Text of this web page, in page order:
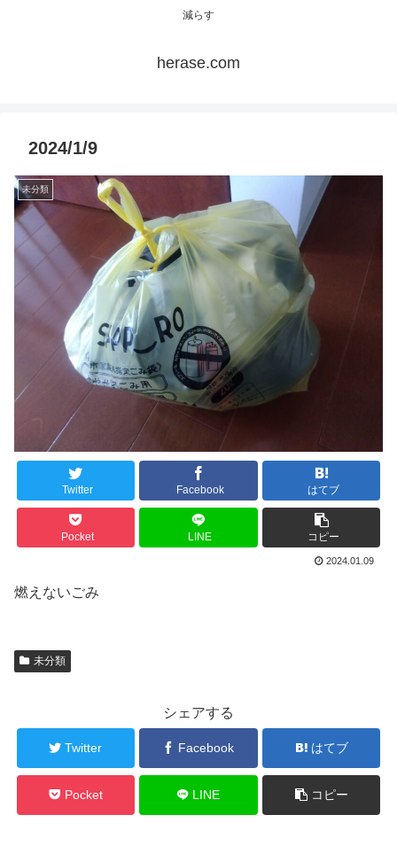
減らす
herase.com
2024/1/9
未分類
Twitter Facebook はてブ
Pocket LINE コピー
2024.01.09
燃えないごみ
未分類
シェアする
Twitter Facebook はてブ
Pocket LINE コピー